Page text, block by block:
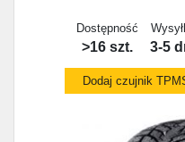
Dostępność
>16 szt. 3-5
Dodaj czujnik